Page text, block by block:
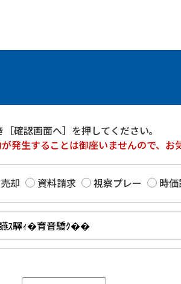
確認画面へ］を押してください｡
発生することは御座いませんので、お
却 資料請求 視察プレー 時